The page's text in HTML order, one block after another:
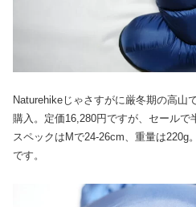
Naturehikeじゃさすがに厳冬期の高山
購入。定価16,280円ですが、セールで
スペックはMで24-26cm、重量は220g
です。